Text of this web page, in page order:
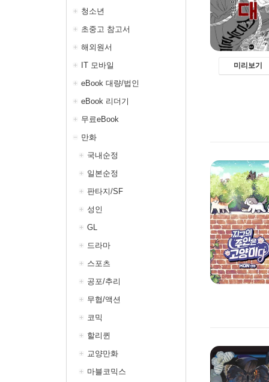
청소년
초중고 참고서
해외원서
IT 모바일
eBook 대량/법인
eBook 리더기
무료eBook
만화
국내순정
일본순정
판타지/SF
성인
GL
드라마
스포츠
공포/추리
무협/액션
코믹
할리퀸
교양만화
마블코믹스
미리보기